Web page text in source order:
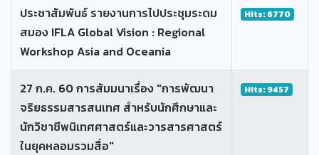
ประชาสัมพันธ์ รายงานการไปประชุมระดม
สมอง IFLA Global Vision : Regional
Workshop Asia and Oceania
Hits: 6770
27 ก.ค. 60 การสัมมนาเรื่อง "การพัฒนา
จริยธรรมสารสนเทศ สำหรับนักศึกษาและ
นักวิชาชีพนิเทศศาสตร์และวารสารศาสตร์
ในยุคหลอมรวมสื่อ"
Hits: 9457